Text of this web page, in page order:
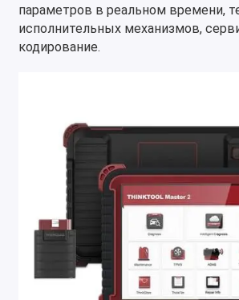
параметров в реальном времени,
исполнительных механизмов,
кодирование.